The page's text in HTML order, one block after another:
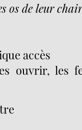
os de leur
accès
ouvrir, les